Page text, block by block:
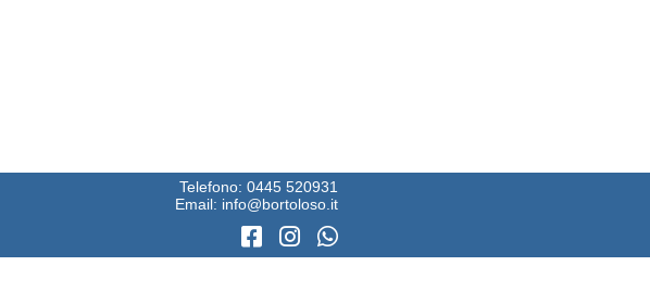
Telefono: 0445 520931
Email: info@bortoloso.it